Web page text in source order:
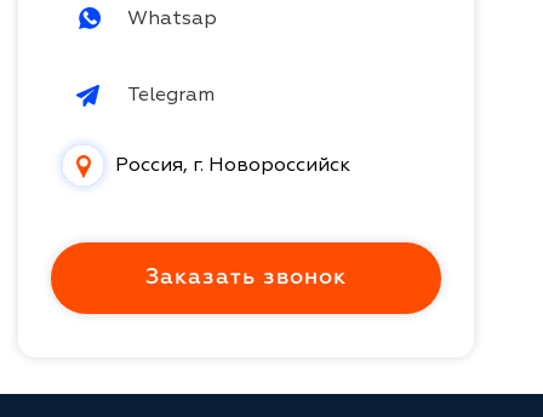
Whatsap
Telegram
Россия, г. Новороссийск
Заказать звонок